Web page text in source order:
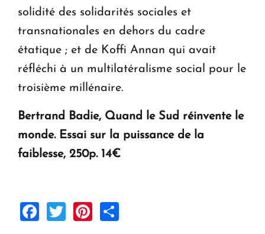
solidité des solidarités sociales et
transnationales en dehors du cadre
étatique ; et de Koffi Annan qui avait
réfléchi à un multilatéralisme social pour le
troisième millénaire.
Bertrand Badie, Quand le Sud réinvente le
monde. Essai sur la puissance de la
faiblesse, 250p. 14€
Facebook
TwitterPinterest